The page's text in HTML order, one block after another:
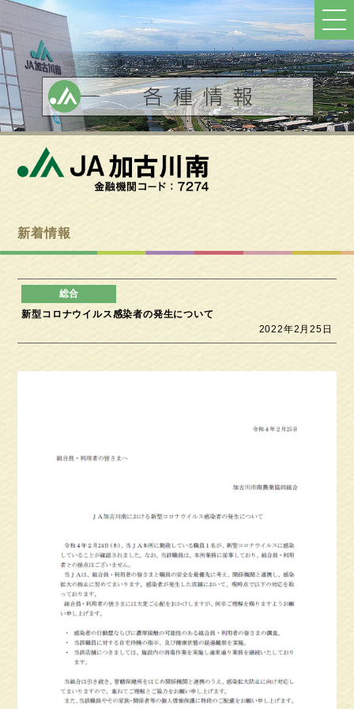
新着情報
新型コロナウイルス感染者の発生について
2022年2月25日